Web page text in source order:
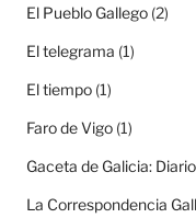
El Pueblo Gallego(2)
El telegrama (1)
El tiempo(1)
Faro de Vigo(1)
Gaceta de Galicia:
La Correspondencia